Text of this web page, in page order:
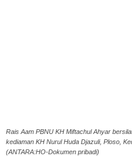
Rais Aam PBNU KH Miftachul Ahyar
kediaman KH Nurul Huda Djazuli, Ploso,
(ANTARA:HO-Dokumen pribadi)